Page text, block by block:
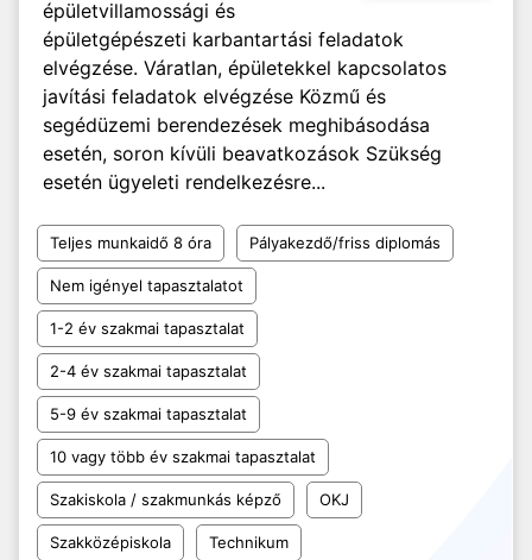
épületvillamossági és
épületgépészeti karbantartási feladatok
elvégzése. Váratlan, épületekkel kapcsolatos
javítási feladatok elvégzése Közmű és
segédüzemi berendezések meghibásodása
esetén, soron kívüli beavatkozások Szükség
esetén ügyeleti rendelkezésre...
Teljes munkaidő 8 óra Pályakezdő/friss diplomás
Nem igényel tapasztalatot
1-2 év szakmai tapasztalat
2-4 év szakmai tapasztalat
5-9 év szakmai tapasztalat
10 vagy több év szakmai tapasztalat
Szakiskola / szakmunkás képző OKJ
Szakközépiskola Technikum